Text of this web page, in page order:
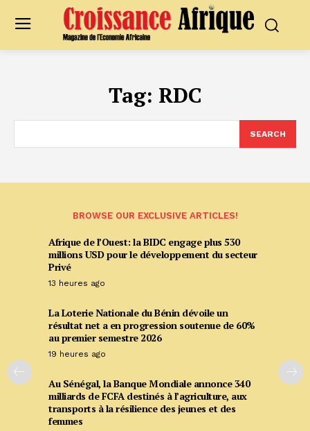
Tag: RDC
SEARCH
BROWSE OUR EXCLUSIVE ARTICLES!
Afrique de l’Ouest: la BIDC engage plus 530
millions USD pour le développement du secteur
Privé
13 heures ago
La Loterie Nationale du Bénin dévoile un
résultat net a en progression soutenue de 60%
au premier semestre 2026
19 heures ago
Au Sénégal, la Banque Mondiale annonce 340
milliards de FCFA destinés à l’agriculture, aux
transports à la résilience des jeunes et des
femmes